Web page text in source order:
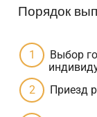
Порядок
Выбор
Приезд